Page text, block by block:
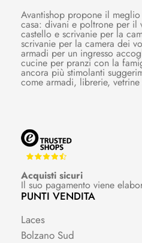
Avantishop propone il
casa: divani e poltrone per il
castello e scrivanie per la
scrivanie per la camera dei
armadi per un ingresso
cucine per pranzi con la
ancora più stimolanti
come armadi, librerie,
Acquisti sicuri
Il suo pagamento viene
PUNTI VENDITA
Laces
Bolzano Sud